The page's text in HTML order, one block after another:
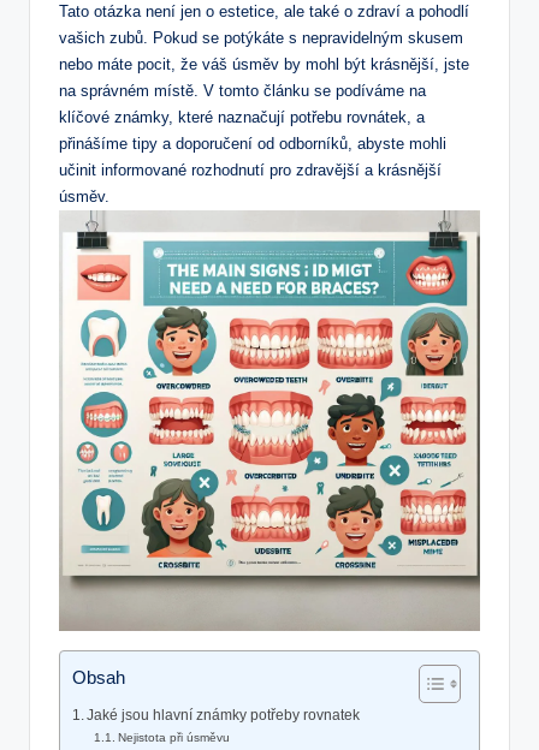
Tato otázka není jen o estetice, ale také o zdraví a pohodlí
vašich zubů. Pokud se potýkáte s nepravidelným skusem
nebo máte pocit, že váš úsměv by mohl být krásnější, jste
na správném místě. V tomto článku se podíváme na
klíčové známky, které naznačují potřebu rovnátek, a
přinášíme tipy a doporučení od odborníků, abyste mohli
učinit informované rozhodnutí pro zdravější a krásnější
úsměv.
Obsah
Jaké jsou hlavní známky potřeby rovnatek
Nejistota při úsměvu